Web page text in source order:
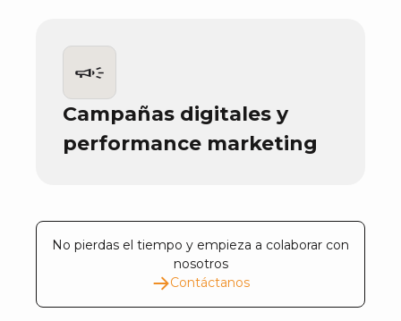
Campañas digitales y
performance marketing
No pierdas el tiempo y empieza a colaborar con
nosotros
Contáctanos